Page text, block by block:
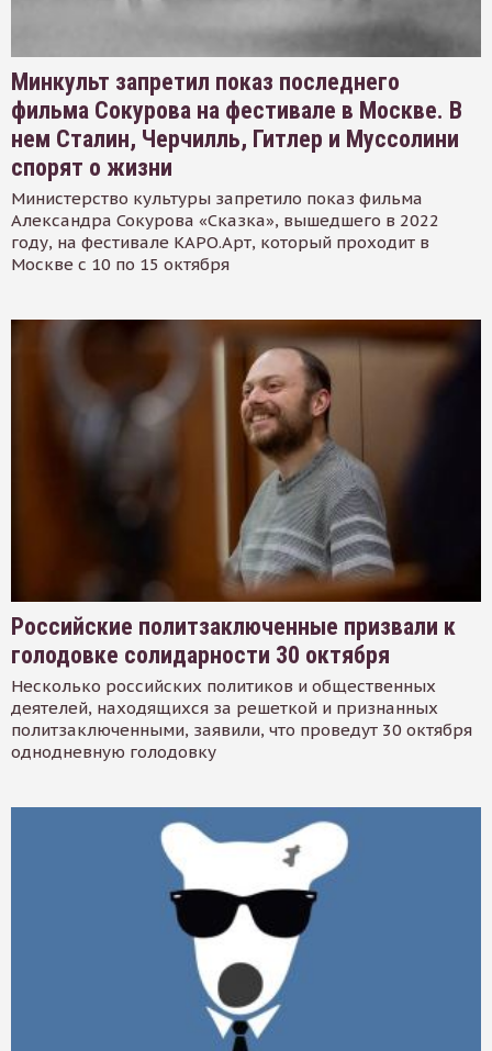
Минкульт запретил показ последнего
фильма Сокурова на фестивале в Москве. В
нем Сталин, Черчилль, Гитлер и Муссолини
спорят о жизни
Министерство культуры запретило показ фильма
Александра Сокурова «Сказка», вышедшего в 2022
году, на фестивале КАРО.Арт, который проходит в
Москве с 10 по 15 октября
Российские политзаключенные призвали к
голодовке солидарности 30 октября
Несколько российских политиков и общественных
деятелей, находящихся за решеткой и признанных
политзаключенными, заявили, что проведут 30 октября
однодневную голодовку